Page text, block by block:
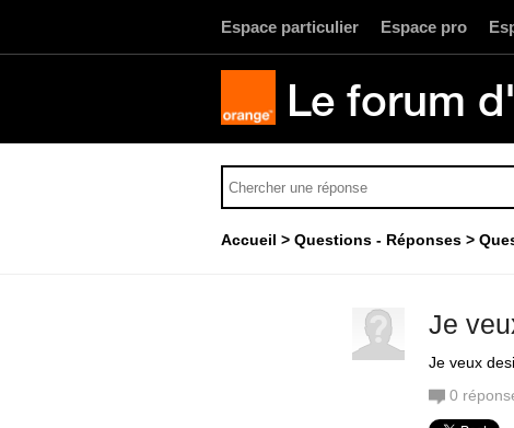
Espace particulier Espace pro
Le forum
Accueil Questions - Réponses
Je
Je veux
0